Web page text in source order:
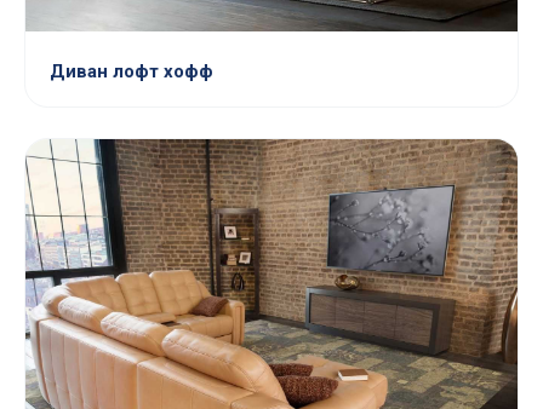
Диван лофт хофф